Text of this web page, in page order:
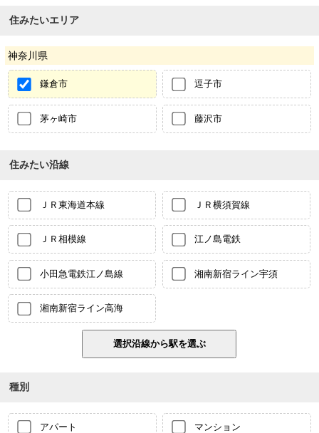
住みたいエリア
神奈川県
鎌倉市 逗子市
茅ヶ崎市 藤沢市
住みたい沿線
ＪＲ東海道本線 ＪＲ横須賀線
ＪＲ相模線 江ノ島電鉄
小田急電鉄江ノ島線 湘南新宿ライン宇須
湘南新宿ライン高海
種別
アパート マンション